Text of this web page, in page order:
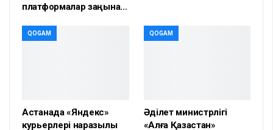
платформалар заңына…
QOGAM
Астанада «Яндекс»
курьерлері наразылық
QOGAM
Әділет министрлігі
«Алға Қазақстан»